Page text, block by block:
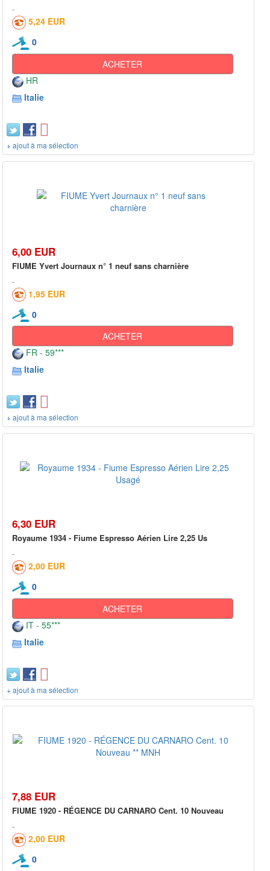
5,24 EUR
0
ACHETER
HR
Italie
+ ajout à ma sélection
6,00 EUR
FIUME Yvert Journaux n° 1 neuf sans charnière
1,95 EUR
0
ACHETER
FR - 59***
Italie
+ ajout à ma sélection
6,30 EUR
Royaume 1934 - Fiume Espresso Aérien Lire 2,25 Us
2,00 EUR
0
ACHETER
IT - 55***
Italie
+ ajout à ma sélection
7,88 EUR
FIUME 1920 - RÉGENCE DU CARNARO Cent. 10 Nouveau
2,00 EUR
0